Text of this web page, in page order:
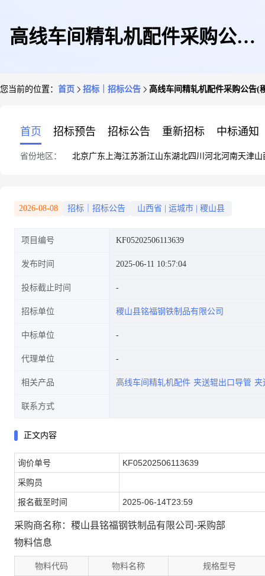
高线车间精轧机配件采购公告
您当前的位置： 首页 招标｜招标公告 高线车间精轧机配件采购公告(
首页 招标预告 招标公告 重新招标 中标通知
省份地区： 北京广东 上海江苏浙江山东湖北四川 河北河南天津山
2026-08-08 招标｜招标公告 山西省 运城市 稷山县
项目编号 KF05202506113639
发布时间 2025-06-11 10:57:04
投标截止时间
招标单位 稷山县铭福钢铁制品有限公司
中标单位
代理单位
相关产品 高线车间精轧机配件 夹送辊出口导管 夹
联系方式
正文内容
询价单号 KF05202506113639
采购员
报名截至时间 2025-06-14T23:59
采购商名称：稷山县铭福钢铁制品有限公司-采购部
物料信息
物料代码 物料名称 规格型号